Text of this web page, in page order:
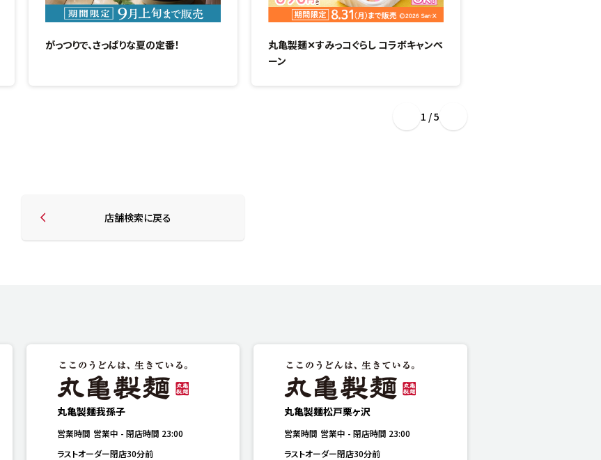
がっつりで、さっぱりな夏の定番！
丸亀製麺✕すみっコぐらし コラボキャンペ
ーン
1 / 5
店舗検索に戻る
丸亀製麺我孫子
営業時間 営業中 - 閉店時間 23:00
ラストオーダー閉店30分前
丸亀製麺松戸栗ヶ沢
営業時間 営業中 -閉店時間 23:00
ラストオーダー閉店30分前